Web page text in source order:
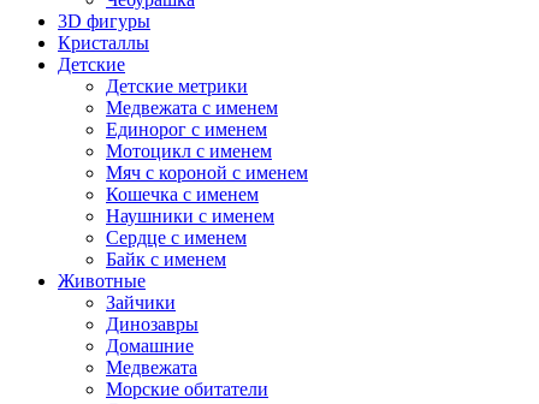
3D фигуры
Кристаллы
Детские
Детские метрики
Медвежата с именем
Единорог с именем
Мотоцикл с именем
Мяч с короной с именем
Кошечка с именем
Наушники с именем
Сердце с именем
Байк с именем
Животные
Зайчики
Динозавры
Домашние
Медвежата
Морские обитатели